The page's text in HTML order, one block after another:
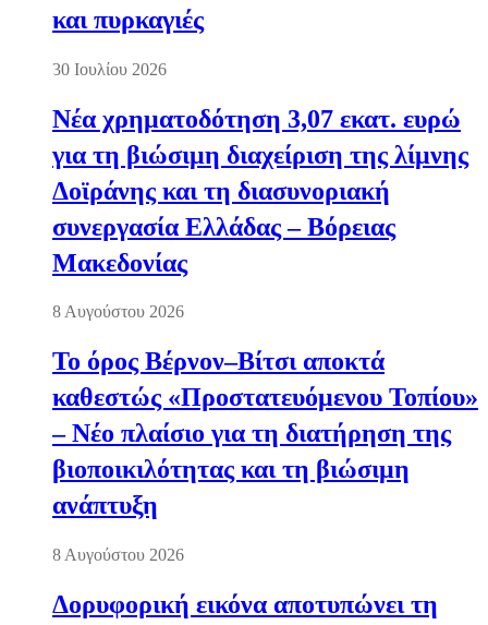
και πυρκαγιές
30 Ιουλίου 2026
Νέα χρηματοδότηση 3,07 εκατ. ευρώ
για τη βιώσιμη διαχείριση της λίμνης
Δοϊράνης και τη διασυνοριακή
συνεργασία Ελλάδας – Βόρειας
Μακεδονίας
8 Αυγούστου 2026
Το όρος Βέρνον–Βίτσι αποκτά
καθεστώς «Προστατευόμενου Τοπίου»
– Νέο πλαίσιο για τη διατήρηση της
βιοποικιλότητας και τη βιώσιμη
ανάπτυξη
8 Αυγούστου 2026
Δορυφορική εικόνα αποτυπώνει τη